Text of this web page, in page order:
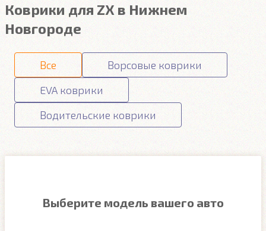
Коврики для ZX в Нижнем
Новгороде
Все
Ворсовые коврики
EVA коврики
Водительские коврики
Выберите модель вашего авто